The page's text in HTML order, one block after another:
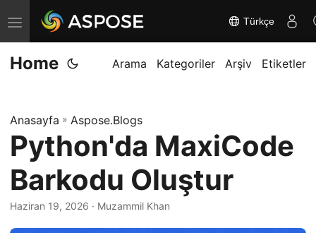
G
e
z
m
e
i
d
Türkçe
Home Arama Kategoriler Arşiv Etiketler
Anasayfa » Aspose.Blogs
Python'da MaxiCode
Barkodu Oluştur
Haziran 19, 2026 · Muzammil Khan